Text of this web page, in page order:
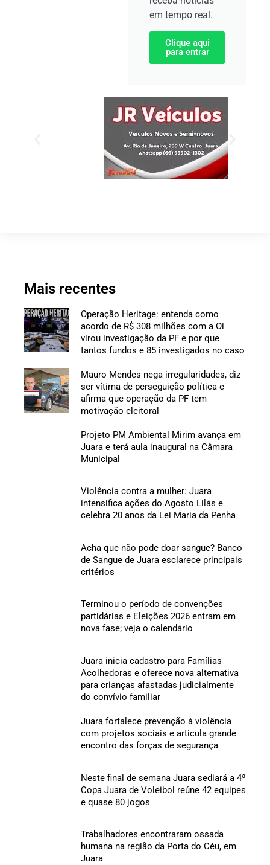
em tempo real.
Clique aqui
para entrar
Mais recentes
Operação Heritage: entenda como
acordo de R$ 308 milhões com a Oi
virou investigação da PF e por que
tantos fundos e 85 investigados no caso
Mauro Mendes nega irregularidades, diz
ser vítima de perseguição política e
afirma que operação da PF tem
motivação eleitoral
Projeto PM Ambiental Mirim avança em
Juara e terá aula inaugural na Câmara
Municipal
Violência contra a mulher: Juara
intensifica ações do Agosto Lilás e
celebra 20 anos da Lei Maria da Penha
Acha que não pode doar sangue? Banco
de Sangue de Juara esclarece principais
critérios
Terminou o período de convenções
partidárias e Eleições 2026 entram em
nova fase; veja o calendário
Juara inicia cadastro para Famílias
Acolhedoras e oferece nova alternativa
para crianças afastadas judicialmente
do convívio familiar
Juara fortalece prevenção à violência
com projetos sociais e articula grande
encontro das forças de segurança
Neste final de semana Juara sediará a 4ª
Copa Juara de Voleibol reúne 42 equipes
e quase 80 jogos
Trabalhadores encontraram ossada
humana na região da Porta do Céu, em
Juara